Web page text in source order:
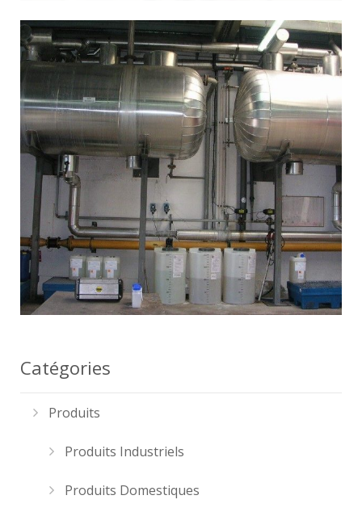
Catégories
Produits
Produits Industriels
Produits Domestiques